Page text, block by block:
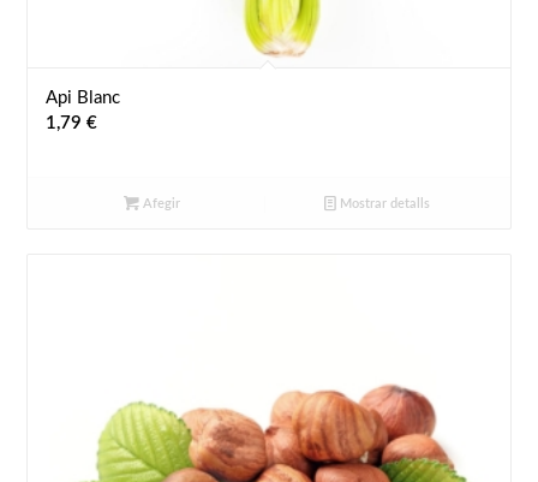
Api Blanc
1,79€
Afegir Mostrar detalls